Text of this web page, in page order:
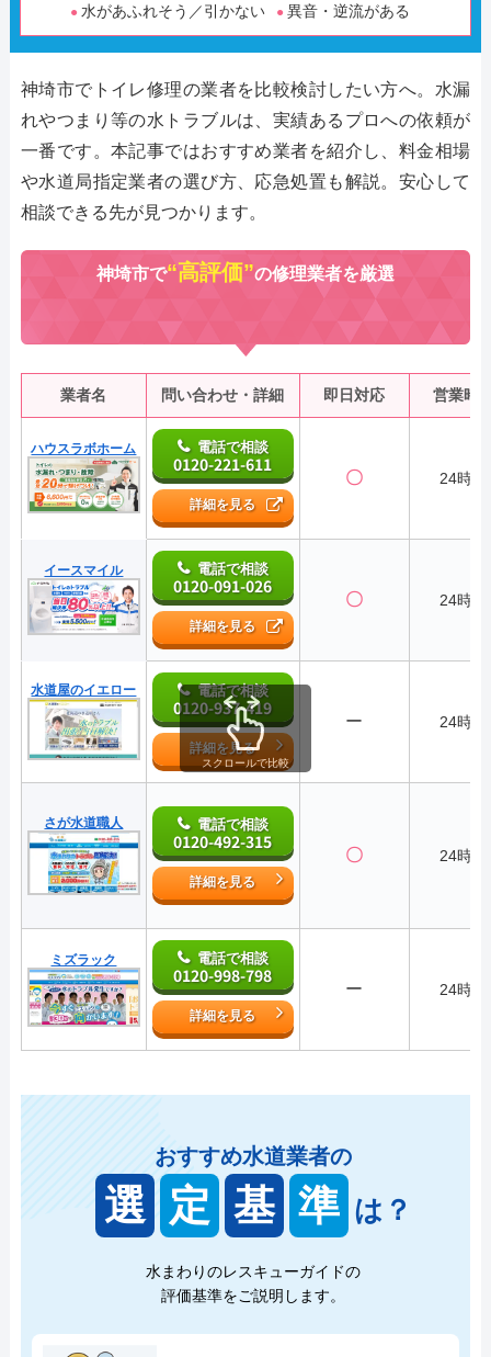
水があふれそう／引かない
異音・逆流がある
神埼市でトイレ修理の業者を比較検討したい方へ。水漏
れやつまり等の水トラブルは、実績あるプロへの依頼が
一番です。本記事ではおすすめ業者を紹介し、料金相場
や水道局指定業者の選び方、応急処置も解説。安心して
相談できる先が見つかります。
神埼市で“高評価”の修理業者を厳選
業者名 問い合わせ・詳細 即日対応 営業時
ハウスラボホーム 電話で相談
0120-221-611
詳細を見る
〇 24時間
イースマイル 電話で相談
0120-091-026
詳細を見る
〇 24時間
水道屋のイエロー 電話で相談
0120-937-419
詳細を見る
ー 24時間
さが水道職人 電話で相談
0120-492-315
詳細を見る
〇 24時間
ミズラック 電話で相談
0120-998-798
詳細を見る
ー 24時間
スクロールで比較
おすすめ水道業者の
選 定 基 準 は？
水まわりのレスキューガイドの
評価基準をご説明します。